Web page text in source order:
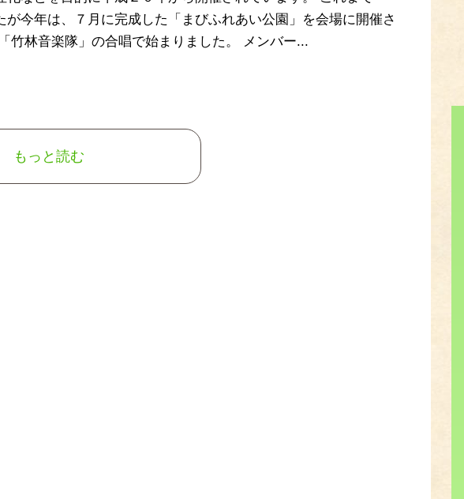
今年は、７月に完成した「まびふれあい公園」を会場に開催さ
竹林音楽隊」の合唱で始まりました。 メンバー...
もっと読む